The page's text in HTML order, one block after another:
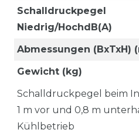
Schalldruckpegel
Niedrig/HochdB(A)
Abmessungen (BxTxH)
Gewicht (kg)
Schalldruckpegel beim
1 m vor und 0,8 m
Kühlbetrieb